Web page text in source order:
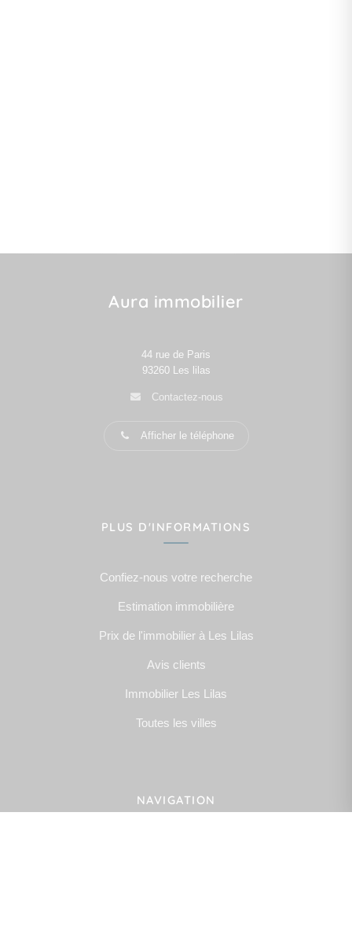
Aura immobilier
44 rue de Paris
93260 Les lilas
Contactez-nous
Afficher le téléphone
PLUS D'INFORMATIONS
Confiez-nous votre recherche
Estimation immobilière
Prix de l'immobilier à Les Lilas
Avis clients
Immobilier Les Lilas
Toutes les villes
NAVIGATION